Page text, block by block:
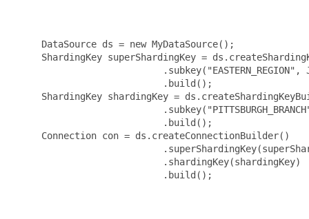
     DataSource ds = new MyDataSource();
ShardingKey superShardingKey =
.subkey("EASTERN_REGION",
                           .build();
ShardingKey shardingKey =
                           .build();
     Connection con = ds.createConnectionBuilder()
                           .shardingKey(shardingKey)
                           .build();